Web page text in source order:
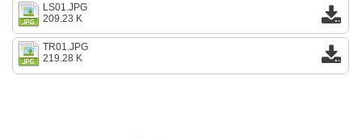
LS01.JPG
209.23 K
TR01.JPG
219.28 K